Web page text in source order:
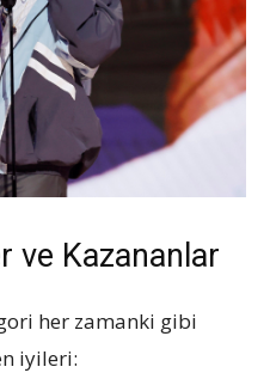
ve Kazananlar
her zamanki gibi
iyileri: